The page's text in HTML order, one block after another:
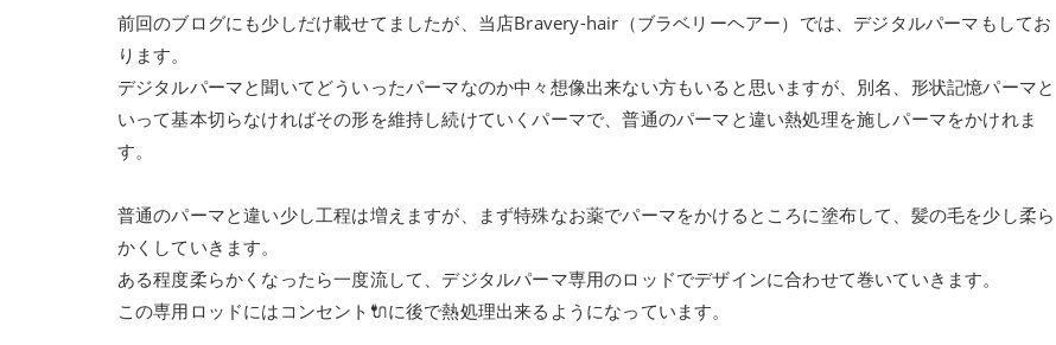
前回のブログにも少しだけ載せてましたが、当店Bravery-hair（ブラベリーヘアー）では、デジタルパーマもしてお
ります。
デジタルパーマと聞いてどういったパーマなのか中々想像出来ない方もいると思いますが、別名、形状記憶パーマと
いって基本切らなければその形を維持し続けていくパーマで、普通のパーマと違い熱処理を施しパーマをかけれま
す。
普通のパーマと違い少し工程は増えますが、まず特殊なお薬でパーマをかけるところに塗布して、髪の毛を少し柔ら
かくしていきます。
ある程度柔らかくなったら一度流して、デジタルパーマ専用のロッドでデザインに合わせて巻いていきます。
この専用ロッドにはコンセント🔌に後で熱処理出来るようになっています。